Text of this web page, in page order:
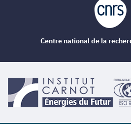
Centre national de la